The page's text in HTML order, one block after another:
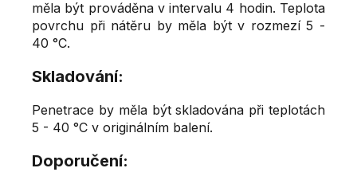
měla být prováděna v intervalu 4 hodin. Teplota
povrchu při nátěru by měla být v rozmezí 5 -
40 °C.
Skladování:
Penetrace by měla být skladována při teplotách
5 - 40 °C v originálním balení.
Doporučení: